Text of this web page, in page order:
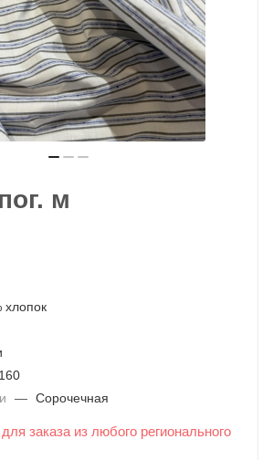
м
хлопок
160
— Сорочечная
заказа из любого регионального